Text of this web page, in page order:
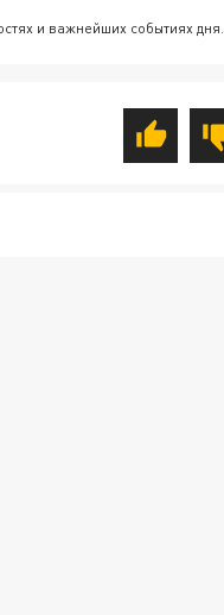
и важнейших событиях дня.